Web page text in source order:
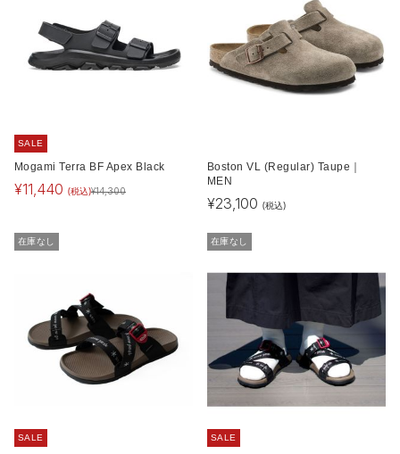
SALE
Mogami Terra BF Apex Black
¥11,440 (税込)¥14,300
Boston VL (Regular) Taupe｜
MEN
¥23,100 (税込)
在庫なし
SALE
在庫なし
SALE